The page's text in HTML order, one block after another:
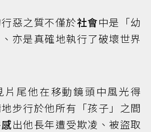
惡之質不僅於社會中是「幼
亦是真確地執行了破壞世界
片尾他在移動鏡頭中風光得
步行於他所有「孩子」之間
出他長年遭受欺凌、被盜取